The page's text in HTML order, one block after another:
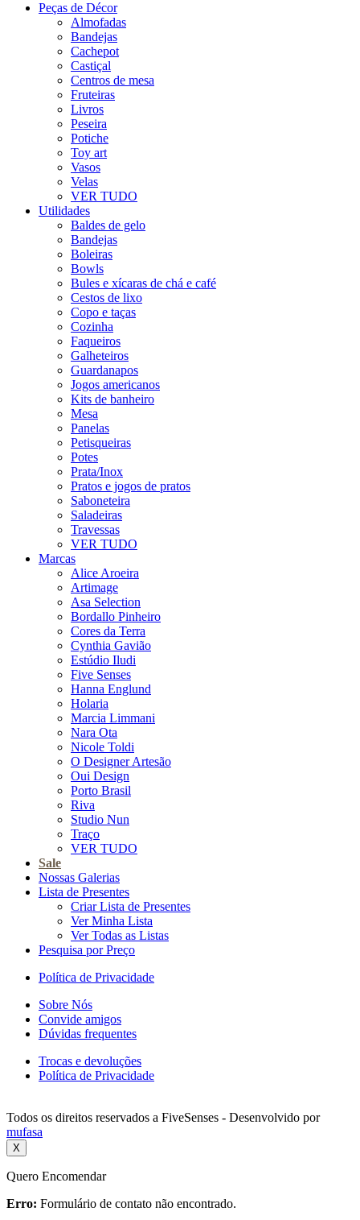
Peças de Décor
Almofadas
Bandejas
Cachepot
Castiçal
Centros de mesa
Fruteiras
Livros
Peseira
Potiche
Toy art
Vasos
Velas
VER TUDO
Utilidades
Baldes de gelo
Bandejas
Boleiras
Bowls
Bules e xícaras de chá e café
Cestos de lixo
Copo e taças
Cozinha
Faqueiros
Galheteiros
Guardanapos
Jogos americanos
Kits de banheiro
Mesa
Panelas
Petisqueiras
Potes
Prata/Inox
Pratos e jogos de pratos
Saboneteira
Saladeiras
Travessas
VER TUDO
Marcas
Alice Aroeira
Artimage
Asa Selection
Bordallo Pinheiro
Cores da Terra
Cynthia Gavião
Estúdio Iludi
Five Senses
Hanna Englund
Holaria
Marcia Limmani
Nara Ota
Nicole Toldi
O Designer Artesão
Oui Design
Porto Brasil
Riva
Studio Nun
Traço
VER TUDO
Sale
Nossas Galerias
Lista de Presentes
Criar Lista de Presentes
Ver Minha Lista
Ver Todas as Listas
Pesquisa por Preço
Política de Privacidade
Sobre Nós
Convide amigos
Dúvidas frequentes
Trocas e devoluções
Política de Privacidade
Todos os direitos reservados a FiveSenses - Desenvolvido por
mufasa
X
Quero Encomendar
Erro: Formulário de contato não encontrado.